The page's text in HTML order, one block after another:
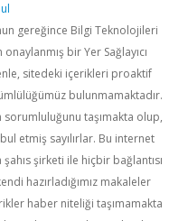
gereğince Bilgi Teknolojileri
bir Yer Sağlayıcı
sitedeki içerikleri proaktif
bulunmamaktadır.
sorumluluğunu taşımakta olup,
etmiş sayılırlar. Bu internet
şirketi ile hiçbir bağlantısı
hazırladığımız makaleler
haber niteliği taşımamakta